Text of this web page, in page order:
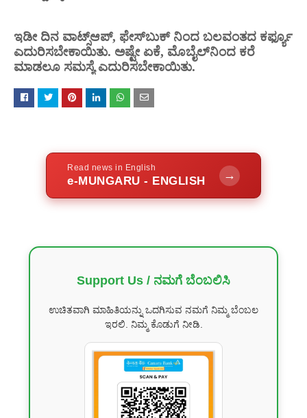
ಇಡೀ ದಿನ ವಾಟ್ಸ್‌ಆಪ್, ಫೇಸ್‌ಬುಕ್ ನಿಂದ ಬಲವಂತದ ಕರ್ಫ್ಯೂ
ಎದುರಿಸಬೇಕಾಯಿತು. ಅಷ್ಟೇ ಏಕೆ, ಮೊಬೈಲ್‌ನಿಂದ ಕರೆ
ಮಾಡಲೂ ಸಮಸ್ಯೆ ಎದುರಿಸಬೇಕಾಯಿತು.
Read news in English
e-MUNGARU - ENGLISH →
Support Us / ನಮಗೆ ಬೆಂಬಲಿಸಿ
ಉಚಿತವಾಗಿ ಮಾಹಿತಿಯನ್ನು ಒದಗಿಸುವ ನಮಗೆ ನಿಮ್ಮ ಬೆಂಬಲ
ಇರಲಿ. ನಿಮ್ಮ ಕೊಡುಗೆ ನೀಡಿ.